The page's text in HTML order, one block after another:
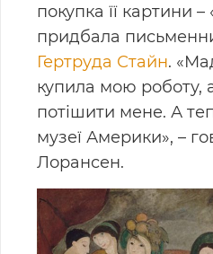
покупка її картини –
придбала
Гертруда Стайн.
купила мою роботу,
потішити мене. А
музеї Америки», –
Лорансен.